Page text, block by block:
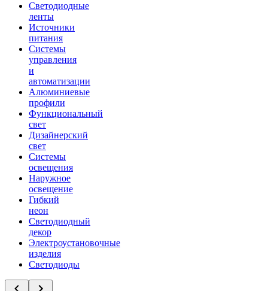
Светодиодные
ленты
Источники
питания
Системы
управления
и
автоматизации
Алюминиевые
профили
Функциональный
свет
Дизайнерский
свет
Системы
освещения
Наружное
освещение
Гибкий
неон
Светодиодный
декор
Электроустановочные
изделия
Светодиоды